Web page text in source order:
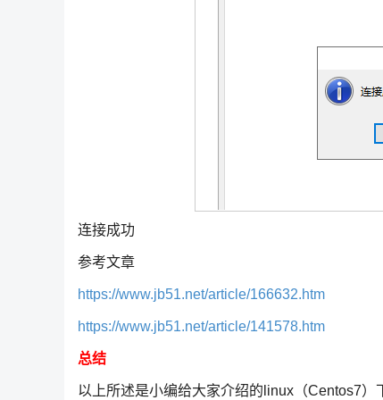
连接成功
参考文章
https://www.jb51.net/article/166632.htm
https://www.jb51.net/article/141578.htm
总结
以上所述是小编给大家介绍的linux（Centos7